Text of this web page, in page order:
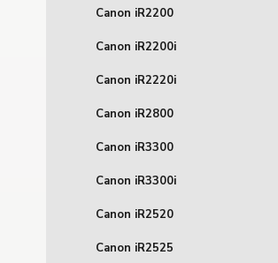
Canon iR2200
Canon iR2200i
Canon iR2220i
Canon iR2800
Canon iR3300
Canon iR3300i
Canon iR2520
Canon iR2525